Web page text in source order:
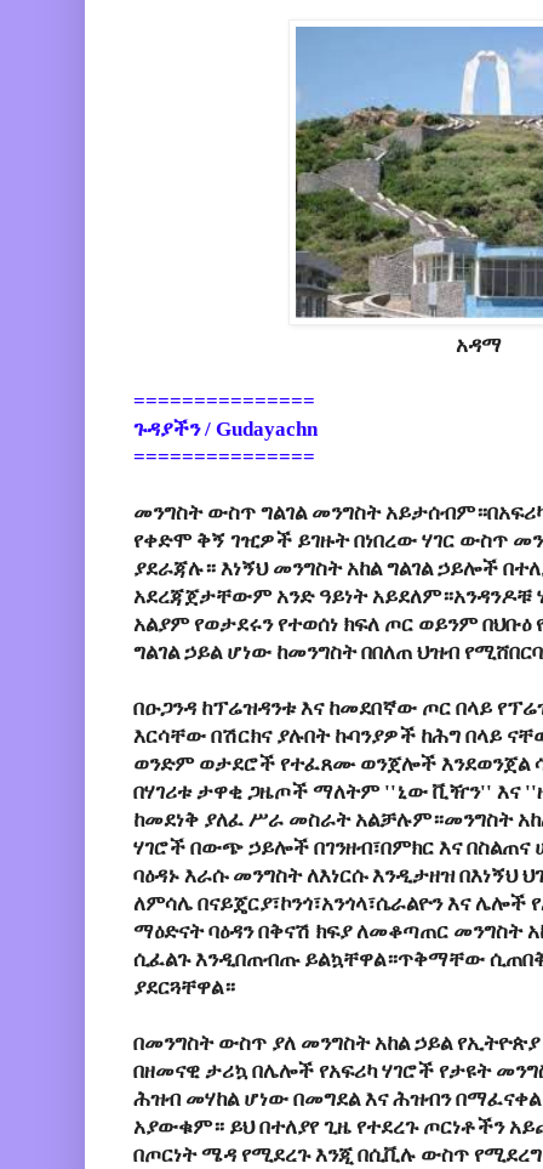
አዳማ
===============
ጉዳያችን / Gudayachn
===============
መንግስት ውስጥ ግልገል መንግስት
የቀድሞ ቅኝ ገዢዎች ይገዙት በነበረው ሃገር ውስጥ
ያደራጃሉ። እነኝህ መንግስት አከል ግልገል ኃይሎች
አደረጃጀታቸውም አንድ ዓይነት አይደለም።አንዳንዶቹ
አልያም የወታደሩን የተወሰነ ክፍለ ጦር ወይንም
ግልገል ኃይል ሆነው ከመንግስት በበለጠ ህዝብ
በዑጋንዳ ከፕሬዝዳንቱ እና ከመደበኛው ጦር በላይ
እርሳቸው በሽርክና ያሉበት ኩባንያዎች ከሕግ በላይ
ወንድም ወታደሮች የተፈጸሙ ወንጀሎች እንደወንጀል
በሃገሪቱ ታዋቂ ጋዜጦች ማለትም ''ኒው ቪዥን'' እና
ከመደነቅ ያለፈ ሥራ መስራት አልቻሉም።መንግስት
ሃገሮች በውጭ ኃይሎች በገንዘብ፣በምክር እና በስልጠና
ባዕዳኑ እራሱ መንግስት ለእነርሱ እንዲታዘዝ
ለምሳሌ በናይጄርያ፣ኮንጎ፣አንጎላ፣ሴራልዮን እና ሌሎች
ማዕድናት ባዕዳን በቅናሽ ክፍያ ለመቆጣጠር መንግስት
ሲፈልጉ እንዲበጠብጡ ይልኳቸዋል።ጥቅማቸው ሲጠበቅ
ያደርጓቸዋል።
በመንግስት ውስጥ ያለ መንግስት አከል ኃይል
በዘመናዊ ታሪኳ በሌሎች የአፍሪካ ሃገሮች የታዩት
ሕዝብ መሃከል ሆነው በመግደል እና ሕዝብን
አያውቁም። ይህ በተለያየ ጊዜ የተደረጉ ጦርነቶችን
በጦርነት ሜዳ የሚደረጉ እንጂ በሲቪሉ ውስጥ